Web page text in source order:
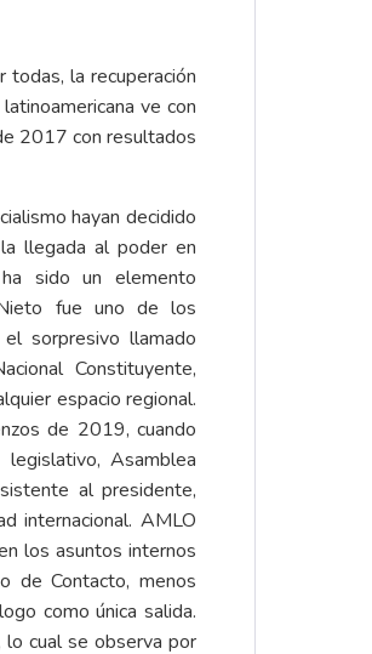
la recuperación
ve con
2017 con resultados
hayan decidido
llegada al poder en
sido un elemento
fue uno de los
sorpresivo llamado
Constituyente,
espacio regional.
de 2019, cuando
Asamblea
al presidente,
internacional. AMLO
los asuntos internos
de Contacto, menos
como única salida.
cual se observa por